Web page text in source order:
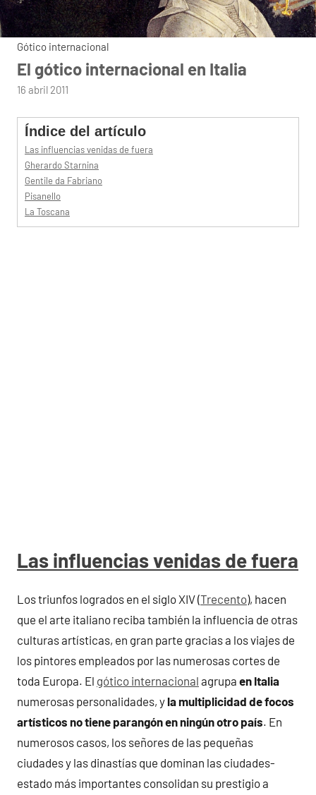
Gótico internacional
El gótico internacional en Italia
por
16 abril 2011
Índice del artículo
Las influencias venidas de fuera
Gherardo Starnina
Gentile da Fabriano
Pisanello
La Toscana
Las influencias venidas de fuera
Los triunfos logrados en el siglo XIV (Trecento), hacen
que el arte italiano reciba también la influencia de otras
culturas artísticas, en gran parte gracias a los viajes de
los pintores empleados por las numerosas cortes de
toda Europa. El gótico internacional agrupa en Italia
numerosas personalidades, yla multiplicidad de focos
artísticos no tiene parangón en ningún otro país. En
numerosos casos, los señores de las pequeñas
ciudades y las dinastías que dominan las ciudades-
estado más importantes consolidan su prestigio a